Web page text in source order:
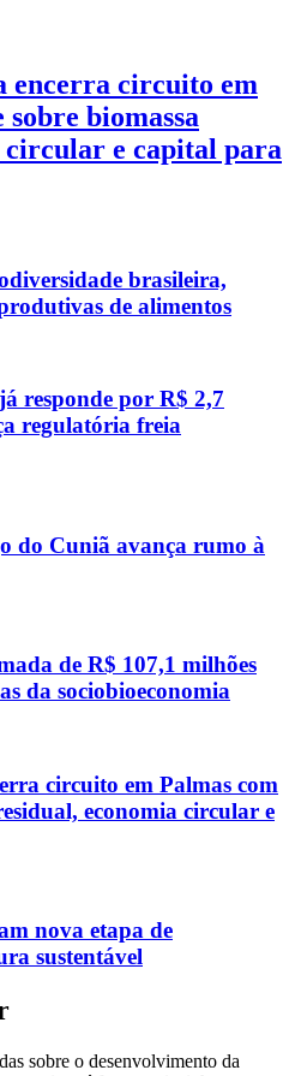
encerra circuito em
sobre biomassa
circular e capital para
brasileira,
de alimentos
responde por R$ 2,7
regulatória freia
do Cuniã avança rumo à
de R$ 107,1 milhões
da sociobioeconomia
circuito em Palmas com
economia circular e
nova etapa de
sustentável
sobre o desenvolvimento da